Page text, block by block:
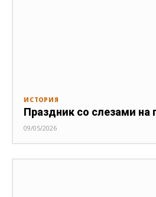
ИСТОРИЯ
Праздник со слезами на
09/05/2026